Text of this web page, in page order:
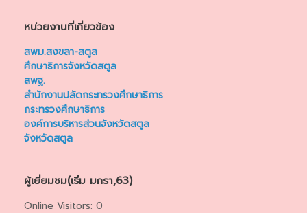
หน่วยงานที่เกี่ยวข้อง
สพม.สงขลา-สตูล
ศึกษาธิการจังหวัดสตูล
สพฐ.
สำนักงานปลัดกระทรวงศึกษาธิการ
กระทรวงศึกษาธิการ
องค์การบริหารส่วนจังหวัดสตูล
จังหวัดสตูล
ผู้เยี่ยมชม(เริ่ม มกรา,63)
Online Visitors: 0